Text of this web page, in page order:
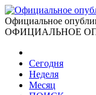
Официальное
ОФИЦИАЛЬНОЕ
Сегодня
Неделя
Месяц